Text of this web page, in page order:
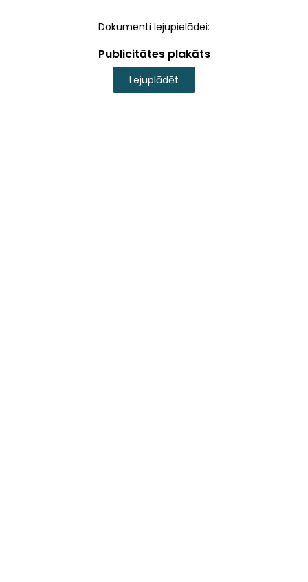
Dokumenti lejupielādei:
Publicitātes plakāts
Lejuplādēt